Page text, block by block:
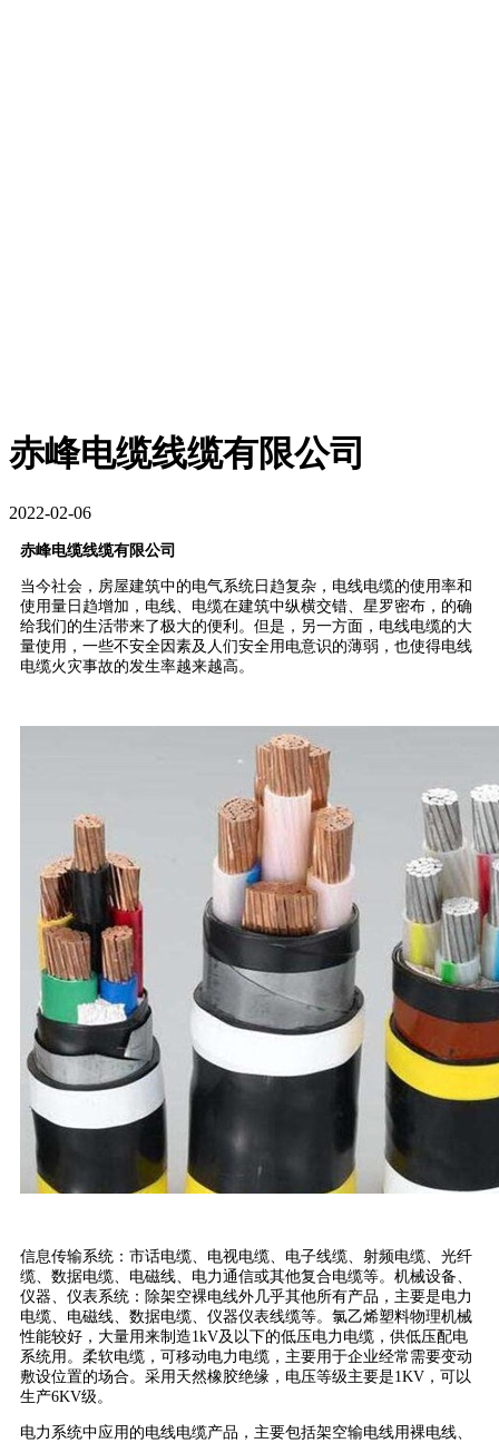
赤峰电缆线缆有限公司
2022-02-06
赤峰电缆线缆有限公司
当今社会，房屋建筑中的电气系统日趋复杂，电线电缆的使用率和
使用量日趋增加，电线、电缆在建筑中纵横交错、星罗密布，的确
给我们的生活带来了极大的便利。但是，另一方面，电线电缆的大
量使用，一些不安全因素及人们安全用电意识的薄弱，也使得电线
电缆火灾事故的发生率越来越高。
信息传输系统：市话电缆、电视电缆、电子线缆、射频电缆、光纤
缆、数据电缆、电磁线、电力通信或其他复合电缆等。机械设备、
仪器、仪表系统：除架空裸电线外几乎其他所有产品，主要是电力
电缆、电磁线、数据电缆、仪器仪表线缆等。氯乙烯塑料物理机械
性能较好，大量用来制造1kV及以下的低压电力电缆，供低压配电
系统用。柔软电缆，可移动电力电缆，主要用于企业经常需要变动
敷设位置的场合。采用天然橡胶绝缘，电压等级主要是1KV，可以
生产6KV级。
电力系统中应用的电线电缆产品，主要包括架空输电线用裸电线、